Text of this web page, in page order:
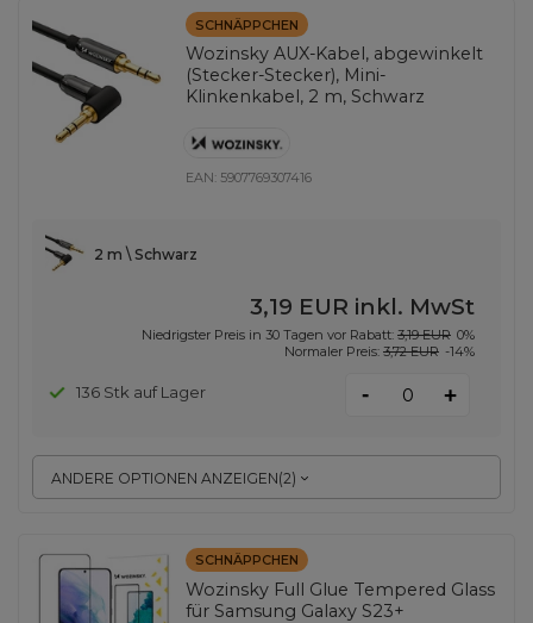
SCHNÄPPCHEN
Wozinsky AUX-Kabel, abgewinkelt
(Stecker-Stecker), Mini-
Klinkenkabel, 2 m, Schwarz
EAN: 5907769307416
ANDERE OPTIONEN ANZEIGEN(2)
2 m \ Schwarz
3,19 EUR inkl. MwSt
Niedrigster Preis in 30 Tagen vor Rabatt: 3,19 EUR 0%
Normaler Preis: 3,72 EUR -14%
136 Stk auf Lager - +
SCHNÄPPCHEN
Wozinsky Full Glue Tempered Glass
für Samsung Galaxy S23+